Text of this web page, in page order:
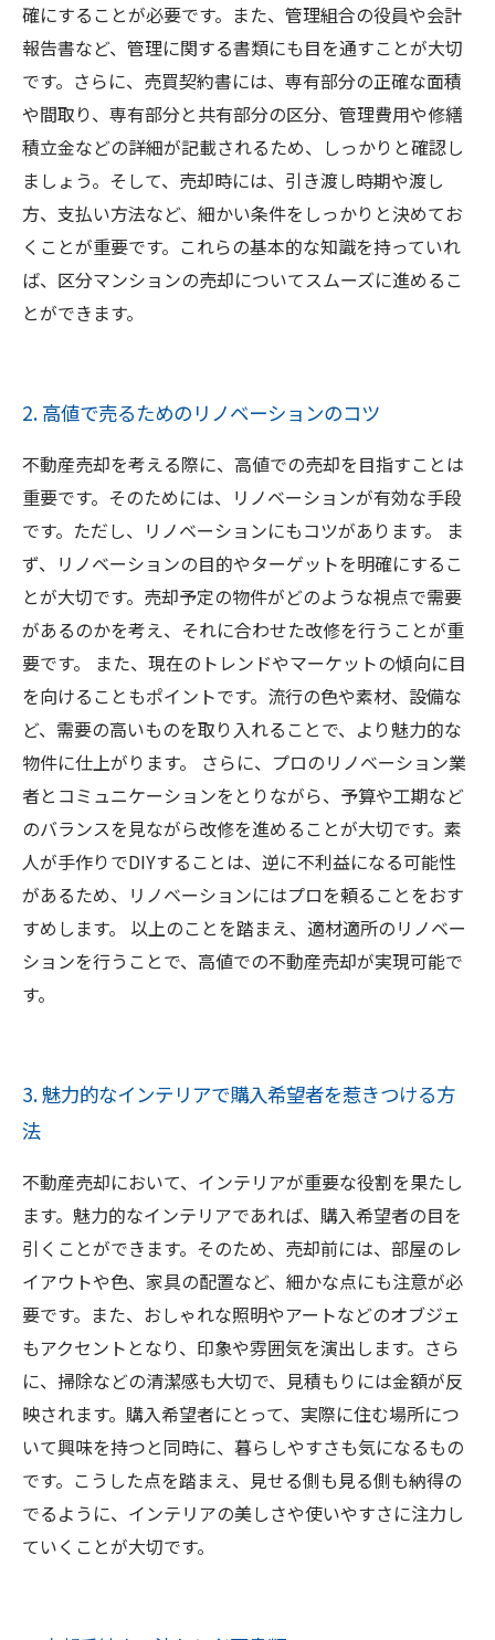
確にすることが必要です。また、管理組合の役員や会計
報告書など、管理に関する書類にも目を通すことが大切
です。さらに、売買契約書には、専有部分の正確な面積
や間取り、専有部分と共有部分の区分、管理費用や修繕
積立金などの詳細が記載されるため、しっかりと確認し
ましょう。そして、売却時には、引き渡し時期や渡し
方、支払い方法など、細かい条件をしっかりと決めてお
くことが重要です。これらの基本的な知識を持っていれ
ば、区分マンションの売却についてスムーズに進めるこ
とができます。
2. 高値で売るためのリノベーションのコツ
不動産売却を考える際に、高値での売却を目指すことは
重要です。そのためには、リノベーションが有効な手段
です。ただし、リノベーションにもコツがあります。 ま
ず、リノベーションの目的やターゲットを明確にするこ
とが大切です。売却予定の物件がどのような視点で需要
があるのかを考え、それに合わせた改修を行うことが重
要です。 また、現在のトレンドやマーケットの傾向に目
を向けることもポイントです。流行の色や素材、設備な
ど、需要の高いものを取り入れることで、より魅力的な
物件に仕上がります。 さらに、プロのリノベーション業
者とコミュニケーションをとりながら、予算や工期など
のバランスを見ながら改修を進めることが大切です。素
人が手作りでDIYすることは、逆に不利益になる可能性
があるため、リノベーションにはプロを頼ることをおす
すめします。 以上のことを踏まえ、適材適所のリノベー
ションを行うことで、高値での不動産売却が実現可能で
す。
3. 魅力的なインテリアで購入希望者を惹きつける方
法
不動産売却において、インテリアが重要な役割を果たし
ます。魅力的なインテリアであれば、購入希望者の目を
引くことができます。そのため、売却前には、部屋のレ
イアウトや色、家具の配置など、細かな点にも注意が必
要です。また、おしゃれな照明やアートなどのオブジェ
もアクセントとなり、印象や雰囲気を演出します。さら
に、掃除などの清潔感も大切で、見積もりには金額が反
映されます。購入希望者にとって、実際に住む場所につ
いて興味を持つと同時に、暮らしやすさも気になるもの
です。こうした点を踏まえ、見せる側も見る側も納得の
でるように、インテリアの美しさや使いやすさに注力し
ていくことが大切です。